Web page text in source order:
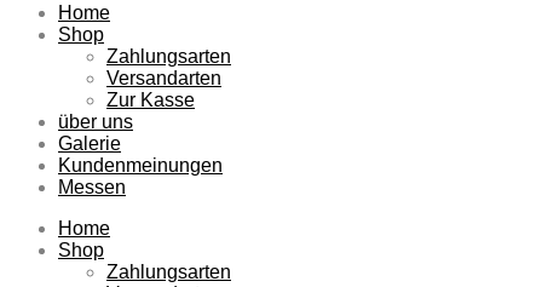
Zum
Inhalt
Home
Shop
Zahlungsarten
Versandarten
Zur Kasse
über uns
Galerie
Kundenmeinungen
Messen
Home
Shop
Zahlungsarten